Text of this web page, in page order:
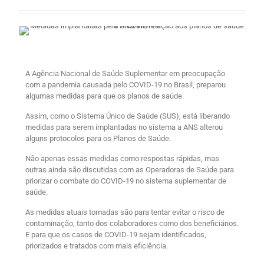
A Agência Nacional de Saúde Suplementar em preocupação
com a pandemia causada pelo COVID-19 no Brasil, preparou
algumas medidas para que os planos de saúde.
Assim, como o Sistema Único de Saúde (SUS), está liberando
medidas para serem implantadas no sistema a ANS alterou
alguns protocolos para os Planos de Saúde.
Não apenas essas medidas como respostas rápidas, mas
outras ainda são discutidas com as Operadoras de Saúde para
priorizar o combate do COVID-19 no sistema suplementar de
saúde.
As medidas atuais tomadas são para tentar evitar o risco de
contaminação, tanto dos colaboradores como dos beneficiários.
E para que os casos de COVID-19 sejam identificados,
priorizados e tratados com mais eficiência.